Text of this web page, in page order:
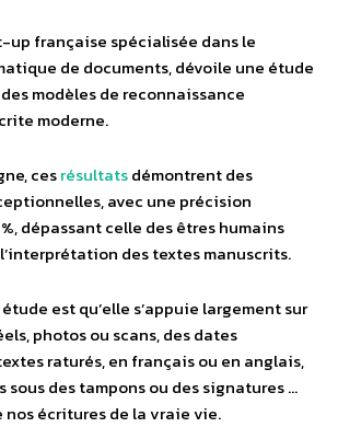
up française spécialisée dans le
de documents, dévoile une étude
modèles de reconnaissance
moderne.
cesrésultatsdémontrent des
avec une précision
dépassant celle des êtres humains
des textes manuscrits.
est qu’elle s’appuie largement sur
photos ou scans, des dates
raturés, en français ou en anglais,
sous des tampons ou des signatures …
écritures de la vraie vie.